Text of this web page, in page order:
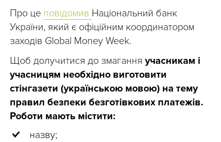
Про це повідомив Національний банк
України, який є офіційним координатором
заходів Global Money Week.
Щоб долучитися до змагання учасникам і
учасницям необхідно виготовити
стінгазети (українською мовою) на тему
правил безпеки безготівкових платежів.
Роботи мають містити:
назву;